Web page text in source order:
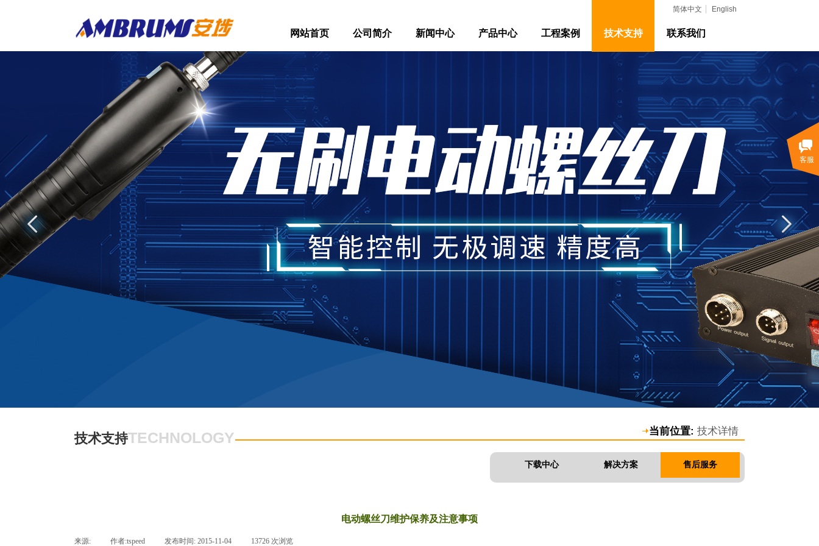
网站首页 公司简介 新闻中心 产品中心 工程案例 技术支持 联系我们
简体中文 English
当前位置: 技术详情
技术支持TECHNOLOGY
下载中心 解决方案 售后服务
电动螺丝刀维护保养及注意事项
来源: 作者:tspeed 发布时间: 2015-11-04 13726 次浏览
客服